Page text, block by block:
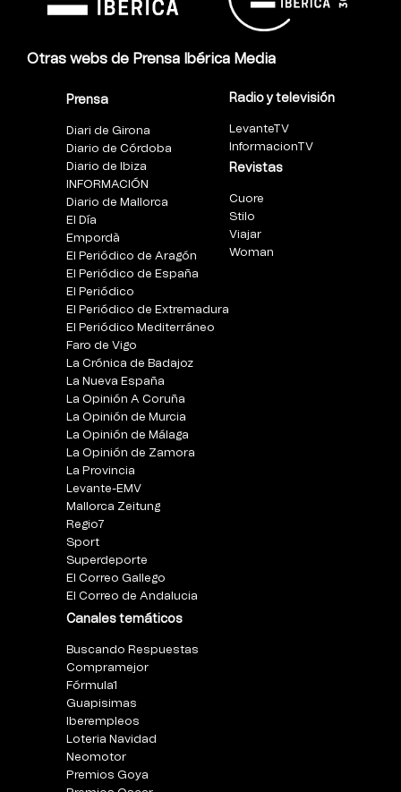
Otras webs de Prensa Ibérica Media
Prensa
Diari de Girona
Diario de Córdoba
Diario de Ibiza
INFORMACIÓN
Diario de Mallorca
El Día
Empordà
El Periódico de Aragón
El Periódico de España
El Periódico
El Periódico de Extremadura
El Periódico Mediterráneo
Faro de Vigo
La Crónica de Badajoz
La Nueva España
La Opinión A Coruña
La Opinión de Murcia
La Opinión de Málaga
La Opinión de Zamora
La Provincia
Levante-EMV
Mallorca Zeitung
Regio7
Sport
Superdeporte
El Correo Gallego
El Correo de Andalucia
Canales temáticos
Buscando Respuestas
Compramejor
Fórmula1
Guapisimas
Iberempleos
Loteria Navidad
Neomotor
Premios Goya
Radio y televisión
LevanteTV
InformacionTV
Revistas
Cuore
Stilo
Viajar
Woman